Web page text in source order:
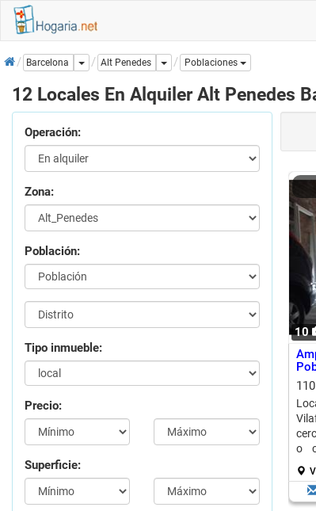
InicioBarcelona Dropdown
Alt Penedes Dropdown
Poblaciones
12 Locales En Alquiler Alt Penedes
Operación:
Zona:
Población:
Tipo inmueble:
Precio:
Superficie:
10
o